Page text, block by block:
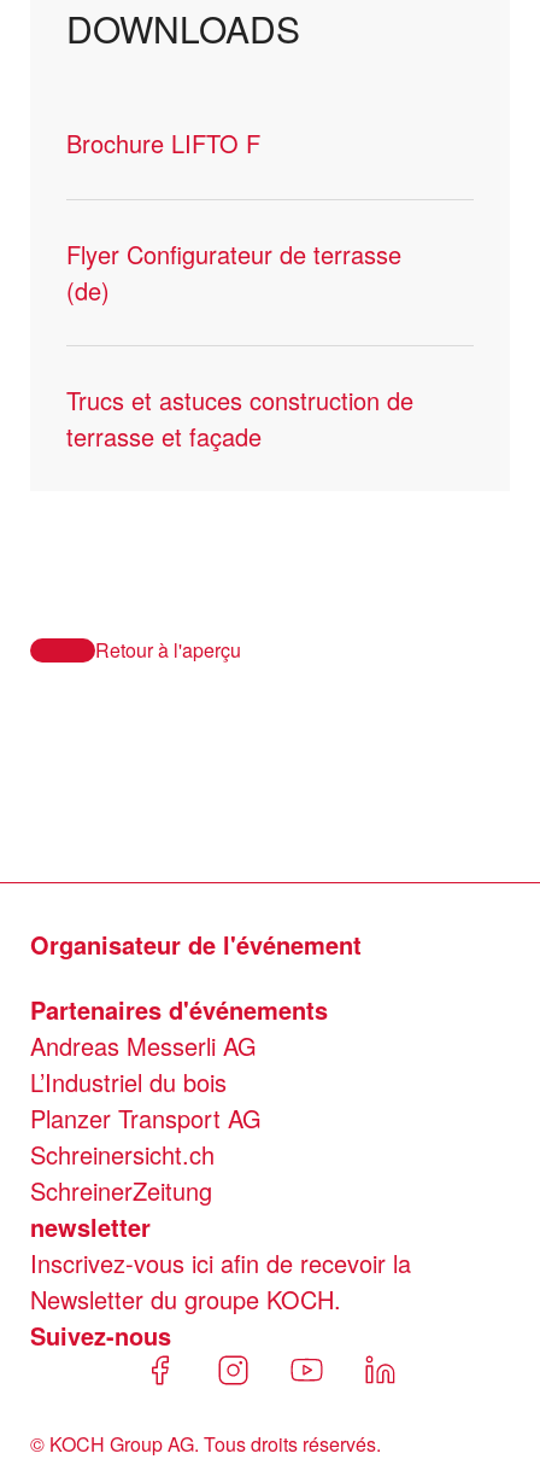
DOWNLOADS
Brochure LIFTO F
Flyer Configurateur de terrasse
(de)
Trucs et astuces construction de
terrasse et façade
Retour à l'aperçu
Organisateur de l'événement
Partenaires d'événements
Andreas Messerli AG
L’Industriel du bois
Planzer Transport AG
Schreinersicht.ch
SchreinerZeitung
newsletter
Inscrivez-vous ici afin de recevoir la
Newsletter du groupe KOCH.
Suivez-nous
© KOCH Group AG. Tous droits réservés.